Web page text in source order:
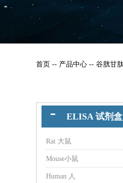
首页 -- 产品中心 -- 谷胱甘
ELISA 试剂盒
Rat 大鼠
Mouse小鼠
Human 人